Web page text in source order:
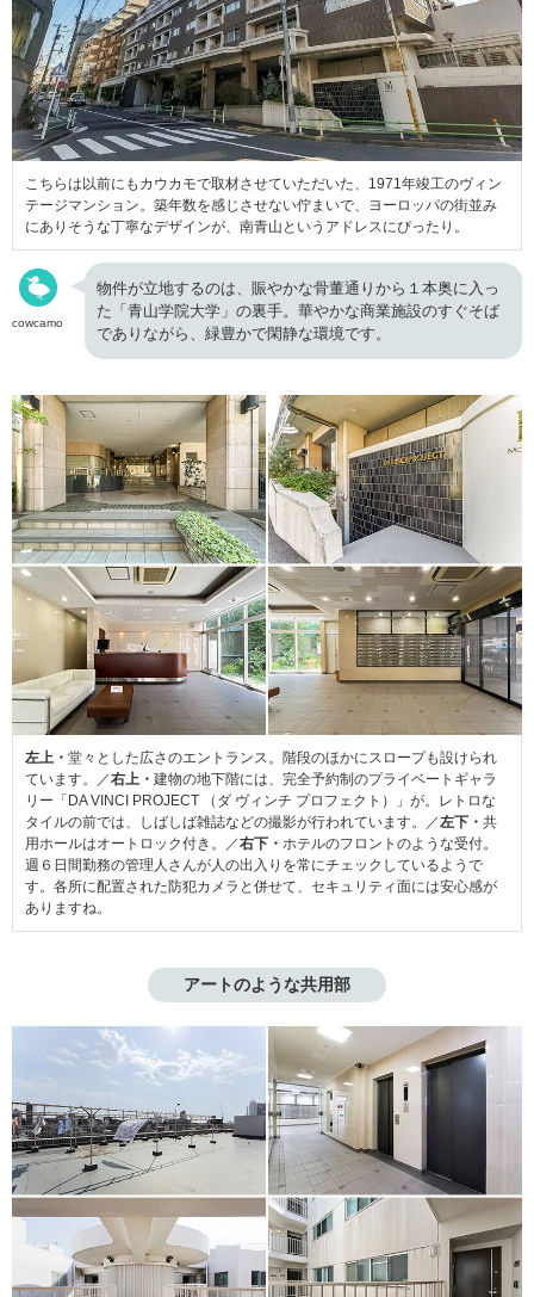
こちらは以前にもカウカモで取材させていただいた、1971年竣工のヴィン
テージマンション。築年数を感じさせない佇まいで、ヨーロッパの街並み
にありそうな丁寧なデザインが、南青山というアドレスにぴったり。
cowcamo
物件が立地するのは、賑やかな骨董通りから１本奥に入っ
た「青山学院大学」の裏手。華やかな商業施設のすぐそば
でありながら、緑豊かで閑静な環境です。
左上・ 堂々とした広さのエントランス。階段のほかにスロープも設けられ
ています。／右上・ 建物の地下階には、完全予約制のプライベートギャラ
リー「DA VINCI PROJECT （ダ ヴィンチ プロフェクト）」が。レトロな
タイルの前では、しばしば雑誌などの撮影が行われています。／左下・ 共
用ホールはオートロック付き。／右下・ ホテルのフロントのような受付。
週６日間勤務の管理人さんが人の出入りを常にチェックしているようで
す。各所に配置された防犯カメラと併せて、セキュリティ面には安心感が
ありますね。
アートのような共用部